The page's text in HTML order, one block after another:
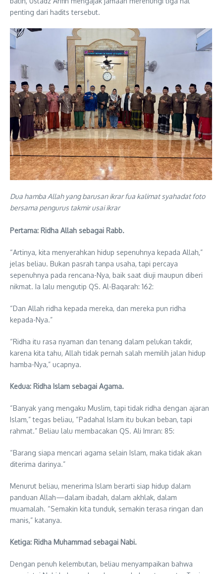
penting dari hadits tersebut.
Dua hamba Allah yang barusan ikrar fua kalimat syahadat foto
bersama pengurus takmir usai ikrar
Pertama: Ridha Allah sebagai Rabb.
“Artinya, kita menyerahkan hidup sepenuhnya kepada Allah,”
jelas beliau. Bukan pasrah tanpa usaha, tapi percaya
sepenuhnya pada rencana-Nya, baik saat diuji maupun diberi
nikmat. Ia lalu mengutip QS. Al-Baqarah: 162:
“Dan Allah ridha kepada mereka, dan mereka pun ridha
kepada-Nya.”
“Ridha itu rasa nyaman dan tenang dalam pelukan takdir,
karena kita tahu, Allah tidak pernah salah memilih jalan hidup
hamba-Nya,” ucapnya.
Kedua: Ridha Islam sebagai Agama.
“Banyak yang mengaku Muslim, tapi tidak ridha dengan ajaran
Islam,” tegas beliau, “Padahal Islam itu bukan beban, tapi
rahmat.” Beliau lalu membacakan QS. Ali Imran: 85:
“Barang siapa mencari agama selain Islam, maka tidak akan
diterima darinya.”
Menurut beliau, menerima Islam berarti siap hidup dalam
panduan Allah—dalam ibadah, dalam akhlak, dalam
muamalah. “Semakin kita tunduk, semakin terasa ringan dan
manis,” katanya.
Ketiga: Ridha Muhammad sebagai Nabi.
Dengan penuh kelembutan, beliau menyampaikan bahwa